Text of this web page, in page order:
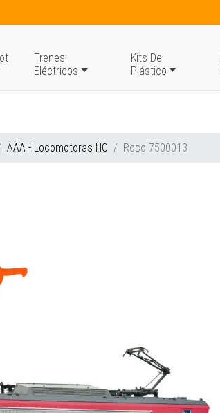
Trenes
Eléctricos
Kits De
Plástico
AAA - Locomotoras HO Roco 7500013